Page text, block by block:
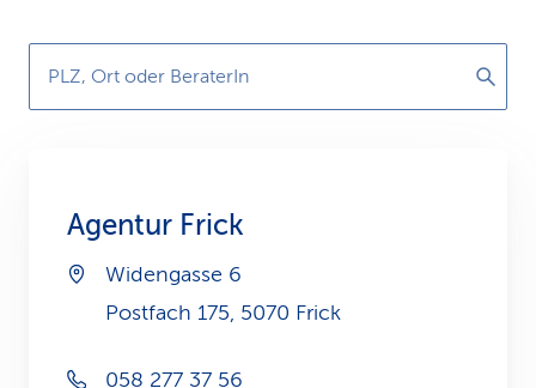
c
e
n
PLZ, Ort oder BeraterIn
Agentur Frick
Widengasse 6
Postfach 175, 5070 Frick
058 277 37 56